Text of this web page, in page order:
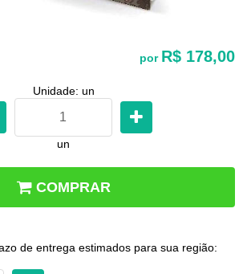
por R$ 178,00
Unidade: un
un
COMPRAR
de entrega estimados para sua região: